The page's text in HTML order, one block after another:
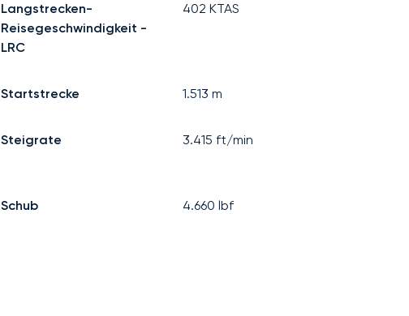
Langstrecken-
Reisegeschwindigkeit -
LRC
402 KTAS
Startstrecke 1.513 m
Steigrate 3.415 ft/min
Schub 4.660 lbf